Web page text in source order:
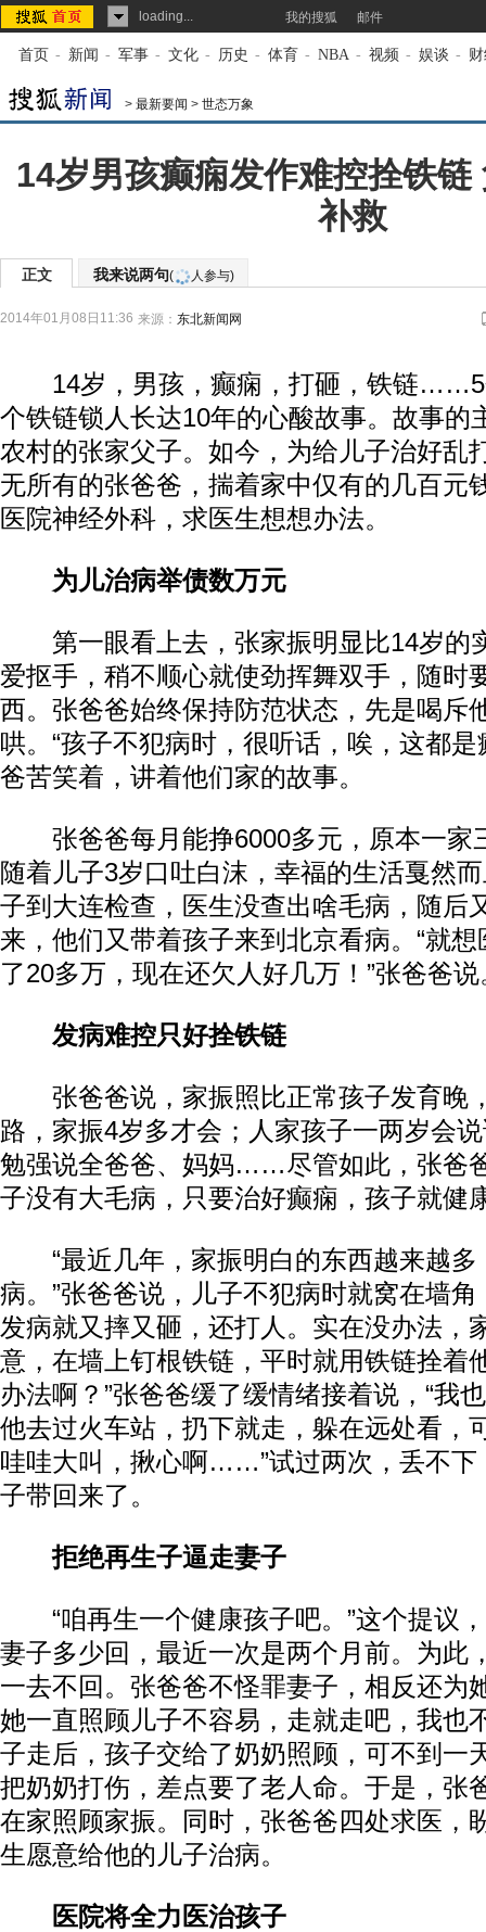
loading... 我的搜狐 邮件
首页 - 新闻 - 军事 - 文化 - 历史 - 体育 - NBA - 视频 - 娱谈 -
> 最新要闻 > 世态万象
14岁男孩癫痫发作难控拴铁链
补救
正文 我来说两句( 人参与)
2014年01月08日11:36 来源： 东北新闻网
14岁，男孩，癫痫，打砸，铁链……5
个铁链锁人长达10年的心酸故事。故事的
农村的张家父子。如今，为给儿子治好乱
无所有的张爸爸，揣着家中仅有的几百元
医院神经外科，求医生想想办法。
为儿治病举债数万元
第一眼看上去，张家振明显比14岁的
爱抠手，稍不顺心就使劲挥舞双手，随时
西。张爸爸始终保持防范状态，先是喝斥
哄。“孩子不犯病时，很听话，唉，这都是
爸苦笑着，讲着他们家的故事。
张爸爸每月能挣6000多元，原本一家
随着儿子3岁口吐白沫，幸福的生活戛然
子到大连检查，医生没查出啥毛病，随后
来，他们又带着孩子来到北京看病。“就
了20多万，现在还欠人好几万！”张爸爸说
发病难控只好拴铁链
张爸爸说，家振照比正常孩子发育晚
路，家振4岁多才会；人家孩子一两岁会
勉强说全爸爸、妈妈……尽管如此，张爸
子没有大毛病，只要治好癫痫，孩子就健
“最近几年，家振明白的东西越来越多
病。”张爸爸说，儿子不犯病时就窝在墙
发病就又摔又砸，还打人。实在没办法，
意，在墙上钉根铁链，平时就用铁链拴着
办法啊？”张爸爸缓了缓情绪接着说，“我
他去过火车站，扔下就走，躲在远处看，
哇哇大叫，揪心啊……”试过两次，丢不下
子带回来了。
拒绝再生子逼走妻子
“咱再生一个健康孩子吧。”这个提议
妻子多少回，最近一次是两个月前。为此
一去不回。张爸爸不怪罪妻子，相反还为
她一直照顾儿子不容易，走就走吧，我
子走后，孩子交给了奶奶照顾，可不到一
把奶奶打伤，差点要了老人命。于是，张
在家照顾家振。同时，张爸爸四处求医，
生愿意给他的儿子治病。
医院将全力医治孩子